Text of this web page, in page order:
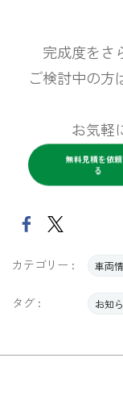
完成度をさ
ご検討中の方
お気軽
無料見積を依
る
カテゴリー : 車両
タグ : お知